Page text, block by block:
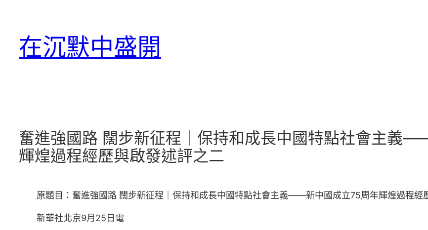
在沉默中盛開
奮進強國路 闊步新征程｜保持和成長中國特點社會主義
輝煌過程經歷與啟發述評之二
原題目：奮進強國路 闊步新征程｜保持和成長中國特點社會主義——新中國成立75周年輝煌過程經
新華社北京9月25日電